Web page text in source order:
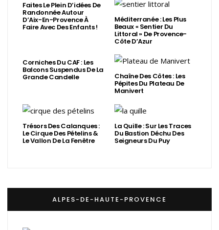
Faites Le Plein D’idées De
Randonnée Autour
D’Aix-En-Provence À
Faire Avec Des Enfants !
Méditerranée : Les Plus
Beaux « Sentier Du
Littoral » De Provence-
Côte D’Azur
Corniches Du CAF : Les
Balcons Suspendus De La
Grande Candelle Chaîne Des Côtes : Les
Pépites Du Plateau De
Manivert
Trésors Des Calanques :
Le Cirque Des Pételins &
Le Vallon De La Fenêtre
La Quille : Sur Les Traces
Du Bastion Déchu Des
Seigneurs Du Puy
ALPES-DE-HAUTE-PROVENCE